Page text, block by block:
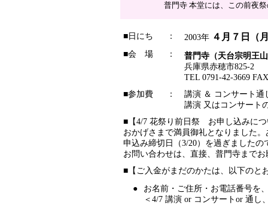
普門寺 本堂には、この前夜
■日にち ： 2003年 ４月７日（
■会 場 ：
普門寺（天台宗明王
兵庫県赤穂市825-2
TEL 0791-42-3669
■参加費
：
講演 ＆ コンサート
講演 又はコンサー
■【4/7 花祭り前日祭 お申し込みにつ
おかげさまで満員御礼となりました
申込み締切日（3/20）を過ぎました
お問い合わせは、直接、普門寺まで
■【ご入金がまだのかたは、以下のと
●
お名前・ご住所・お電話番号を
＜4/7 講演 or コンサートor 通し